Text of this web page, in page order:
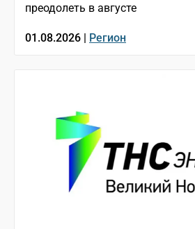
преодолеть в августе
01.08.2026 | Регион